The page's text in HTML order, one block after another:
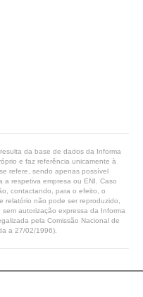
da base de dados da Informa
e faz referência unicamente à
refere, sendo apenas possível
a respetiva empresa ou ENI. Caso
contactando, para o efeito, o
relatório não pode ser reproduzido,
autorização expressa da Informa
pela Comissão Nacional de
a 27/02/1996).